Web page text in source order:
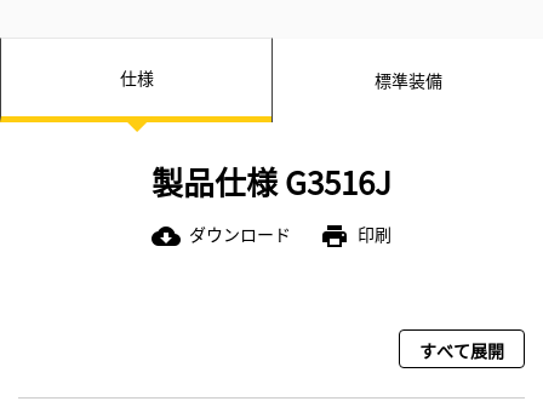
仕様 標準装備
製品仕様 G3516J
cloud_download ダウンロード print 印刷
すべて展開